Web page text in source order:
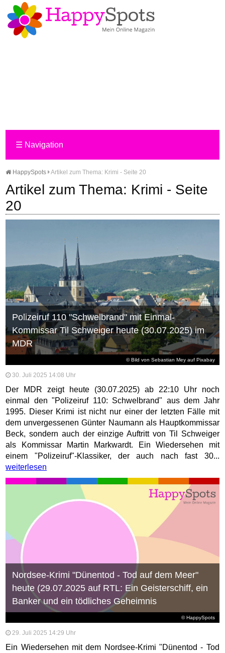
☰ Navigation
HappySpots Artikel zum Thema: Krimi - Seite 20
Artikel zum Thema: Krimi - Seite
20
© Bild vonSebastian Mey aufPixabay
Polizeiruf 110 "Schwelbrand" mit Einmal-
Kommissar Til Schweiger heute (30.07.2025) im
MDR
30. Juli 2025 14:08 Uhr
Der MDR zeigt heute (30.07.2025) ab 22:10 Uhr noch
einmal den "Polizeiruf 110: Schwelbrand" aus dem Jahr
1995. Dieser Krimi ist nicht nur einer der letzten Fälle mit
dem unvergessenen Günter Naumann als Hauptkommissar
Beck, sondern auch der einzige Auftritt von Til Schweiger
als Kommissar Martin Markwardt. Ein Wiedersehen mit
einem "Polizeiruf"-Klassiker, der auch nach fast 30...
weiterlesen
© HappySpots
Nordsee-Krimi "Dünentod - Tod auf dem Meer"
heute (29.07.2025 auf RTL: Ein Geisterschiff, ein
Banker und ein tödliches Geheimnis
29. Juli 2025 14:29 Uhr
Ein Wiedersehen mit dem Nordsee-Krimi "Dünentod - Tod